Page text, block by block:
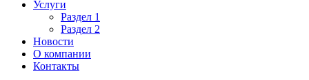
Услуги
Раздел 1
Раздел 2
Новости
О компании
Контакты